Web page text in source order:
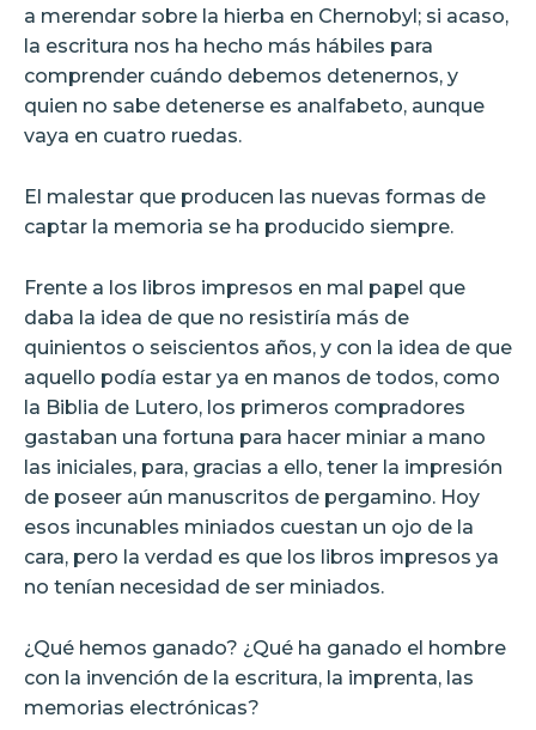
a merendar sobre la hierba en Chernobyl; si acaso,
la escritura nos ha hecho más hábiles para
comprender cuándo debemos detenernos, y
quien no sabe detenerse es analfabeto, aunque
vaya en cuatro ruedas.
El malestar que producen las nuevas formas de
captar la memoria se ha producido siempre.
Frente a los libros impresos en mal papel que
daba la idea de que no resistiría más de
quinientos o seiscientos años, y con la idea de que
aquello podía estar ya en manos de todos, como
la Biblia de Lutero, los primeros compradores
gastaban una fortuna para hacer miniar a mano
las iniciales, para, gracias a ello, tener la impresión
de poseer aún manuscritos de pergamino. Hoy
esos incunables miniados cuestan un ojo de la
cara, pero la verdad es que los libros impresos ya
no tenían necesidad de ser miniados.
¿Qué hemos ganado? ¿Qué ha ganado el hombre
con la invención de la escritura, la imprenta, las
memorias electrónicas?